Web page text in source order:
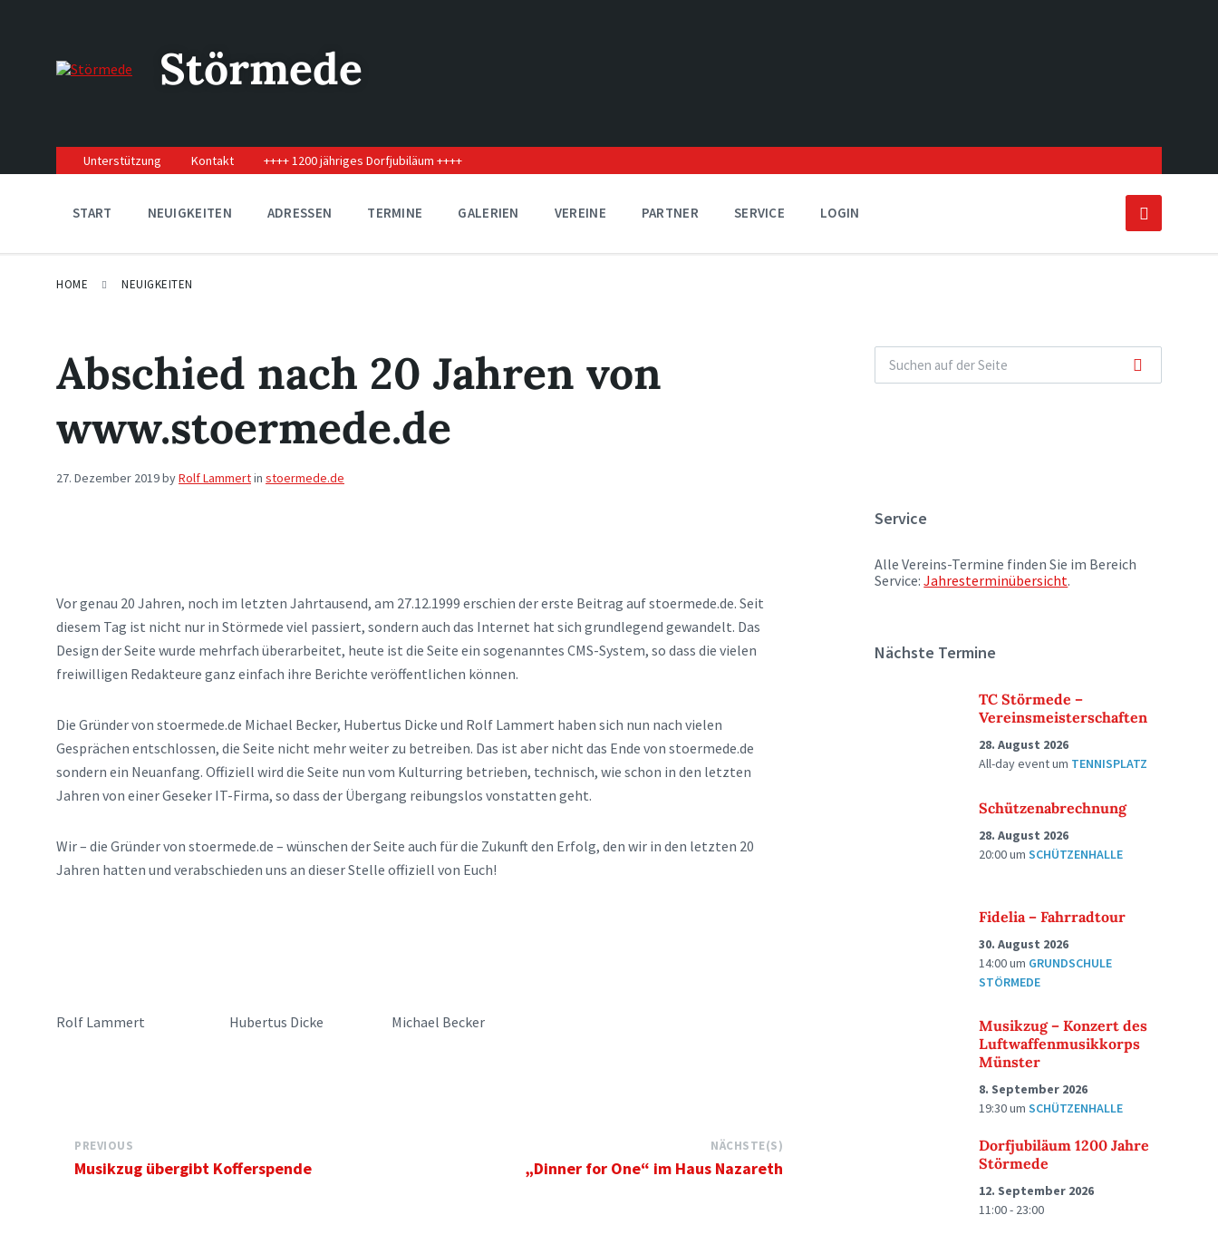
navigation
Störmede
Unterstützung Kontakt ++++ 1200 jähriges Dorfjubiläum ++++
START NEUIGKEITEN ADRESSEN TERMINE GALERIEN VEREINE PARTNER SERVICE LOGIN
HOME NEUIGKEITEN
Abschied nach 20 Jahren von
www.stoermede.de
27. Dezember 2019byRolf Lammertin stoermede.de
Vor genau 20 Jahren, noch im letzten Jahrtausend, am 27.12.1999 erschien der erste Beitrag auf stoermede.de. Seit
diesem Tag ist nicht nur in Störmede viel passiert, sondern auch das Internet hat sich grundlegend gewandelt. Das
Design der Seite wurde mehrfach überarbeitet, heute ist die Seite ein sogenanntes CMS-System, so dass die vielen
freiwilligen Redakteure ganz einfach ihre Berichte veröffentlichen können.
Die Gründer von stoermede.de Michael Becker, Hubertus Dicke und Rolf Lammert haben sich nun nach vielen
Gesprächen entschlossen, die Seite nicht mehr weiter zu betreiben. Das ist aber nicht das Ende von stoermede.de
sondern ein Neuanfang. Offiziell wird die Seite nun vom Kulturring betrieben, technisch, wie schon in den letzten
Jahren von einer Geseker IT-Firma, so dass der Übergang reibungslos vonstatten geht.
Wir – die Gründer von stoermede.de – wünschen der Seite auch für die Zukunft den Erfolg, den wir in den letzten 20
Jahren hatten und verabschieden uns an dieser Stelle offiziell von Euch!
Rolf Lammert Hubertus Dicke Michael Becker
PREVIOUS
Musikzug übergibt Kofferspende
NÄCHSTE(S)
„Dinner for One“ im Haus Nazareth
Service
Alle Vereins-Termine finden Sie im Bereich
Service:Jahresterminübersicht.
Nächste Termine
TC Störmede –
Vereinsmeisterschaften
28. August 2026
All-day eventum TENNISPLATZ
Schützenabrechnung
28. August 2026
20:00umSCHÜTZENHALLE
Fidelia – Fahrradtour
30. August 2026
14:00um GRUNDSCHULE
STÖRMEDE
Musikzug – Konzert des
Luftwaffenmusikkorps
Münster
8. September 2026
19:30umSCHÜTZENHALLE
Dorfjubiläum 1200 Jahre
Störmede
12. September 2026
11:00 - 23:00